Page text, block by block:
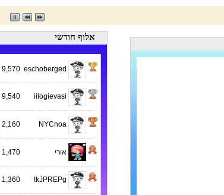
אלוף חודשי
9,570
9,540
2,160
אורי 1,470
1,360